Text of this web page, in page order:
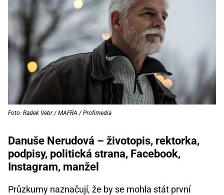
Foto: Radek Vebr / MAFRA / Profimedia
Danuše Nerudová – životopis, rektorka,
podpisy, politická strana, Facebook,
Instagram, manžel
Průzkumy naznačují, že by se mohla stát první